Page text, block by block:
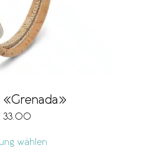
33.00
wählen